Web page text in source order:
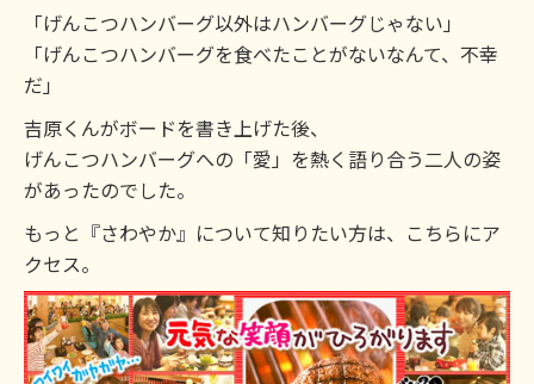
「げんこつハンバーグ以外はハンバーグじゃない」
「げんこつハンバーグを食べたことがないなんて、不幸
だ」
吉原くんがボードを書き上げた後、
げんこつハンバーグへの「愛」を熱く語り合う二人の姿
があったのでした。
もっと『さわやか』について知りたい方は、こちらにア
クセス。